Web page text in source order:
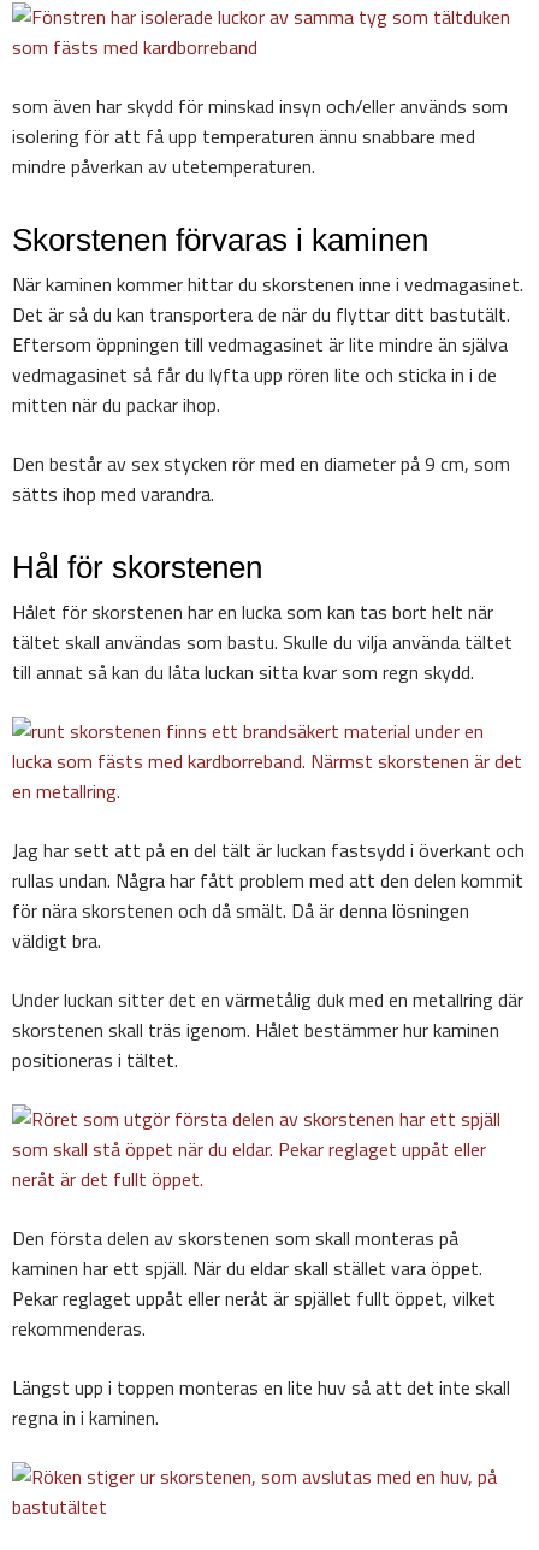
som även har skydd för minskad insyn och/eller används som
isolering för att få upp temperaturen ännu snabbare med
mindre påverkan av utetemperaturen.
Skorstenen förvaras i kaminen
När kaminen kommer hittar du skorstenen inne i vedmagasinet.
Det är så du kan transportera de när du flyttar ditt bastutält.
Eftersom öppningen till vedmagasinet är lite mindre än själva
vedmagasinet så får du lyfta upp rören lite och sticka in i de
mitten när du packar ihop.
Den består av sex stycken rör med en diameter på 9 cm, som
sätts ihop med varandra.
Hål för skorstenen
Hålet för skorstenen har en lucka som kan tas bort helt när
tältet skall användas som bastu. Skulle du vilja använda tältet
till annat så kan du låta luckan sitta kvar som regn skydd.
Jag har sett att på en del tält är luckan fastsydd i överkant och
rullas undan. Några har fått problem med att den delen kommit
för nära skorstenen och då smält. Då är denna lösningen
väldigt bra.
Under luckan sitter det en värmetålig duk med en metallring där
skorstenen skall träs igenom. Hålet bestämmer hur kaminen
positioneras i tältet.
Den första delen av skorstenen som skall monteras på
kaminen har ett spjäll. När du eldar skall stället vara öppet.
Pekar reglaget uppåt eller neråt är spjället fullt öppet, vilket
rekommenderas.
Längst upp i toppen monteras en lite huv så att det inte skall
regna in i kaminen.